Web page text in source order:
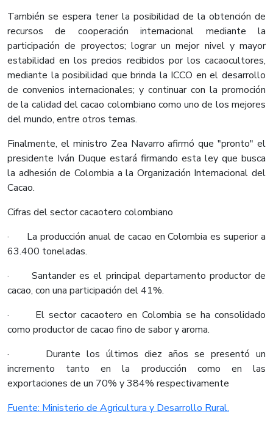
También se espera tener la posibilidad de la obtención de
recursos de cooperación internacional mediante la
participación de proyectos; lograr un mejor nivel y mayor
estabilidad en los precios recibidos por los cacaocultores,
mediante la posibilidad que brinda la ICCO en el desarrollo
de convenios internacionales; y continuar con la promoción
de la calidad del cacao colombiano como uno de los mejores
del mundo, entre otros temas.
Finalmente, el ministro Zea Navarro afirmó que "pronto" el
presidente Iván Duque estará firmando esta ley que busca
la adhesión de Colombia a la Organización Internacional del
Cacao.
Cifras del sector cacaotero colombiano
· La producción anual de cacao en Colombia es superior a
63.400 toneladas.
· Santander es el principal departamento productor de
cacao, con una participación del 41%.
· El sector cacaotero en Colombia se ha consolidado
como productor de cacao fino de sabor y aroma.
· Durante los últimos diez años se presentó un
incremento tanto en la producción como en las
exportaciones de un 70% y 384% respectivamente
Fuente: Ministerio de Agricultura y Desarrollo Rural.